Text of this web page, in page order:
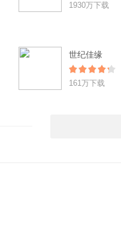
1930万下载
世纪佳缘
161万下载